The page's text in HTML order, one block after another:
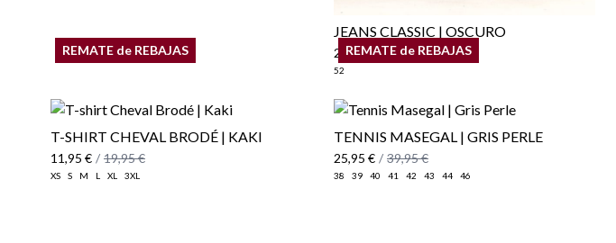
JEANS CLASSIC | OSCURO
29,95 € / 39,95 €
52
REMATE de REBAJAS
T-SHIRT CHEVAL BRODÉ | KAKI
11,95 € / 19,95 €
XS S M L XL 3XL
REMATE de REBAJAS
TENNIS MASEGAL | GRIS PERLE
25,95 € / 39,95 €
38 39 40 41 42 43 44 46